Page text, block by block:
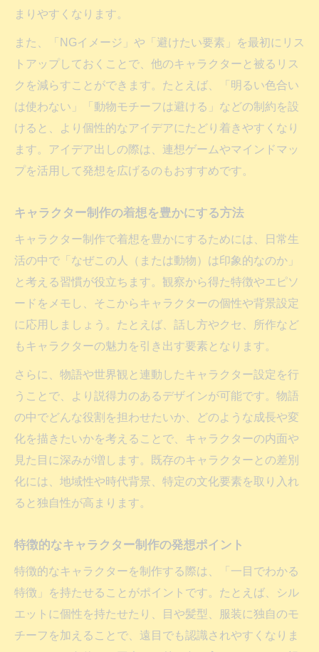
まりやすくなります。
また、「NGイメージ」や「避けたい要素」を最初にリス
トアップしておくことで、他のキャラクターと被るリス
クを減らすことができます。たとえば、「明るい色合い
は使わない」「動物モチーフは避ける」などの制約を設
けると、より個性的なアイデアにたどり着きやすくなり
ます。アイデア出しの際は、連想ゲームやマインドマッ
プを活用して発想を広げるのもおすすめです。
キャラクター制作の着想を豊かにする方法
キャラクター制作で着想を豊かにするためには、日常生
活の中で「なぜこの人（または動物）は印象的なのか」
と考える習慣が役立ちます。観察から得た特徴やエピソ
ードをメモし、そこからキャラクターの個性や背景設定
に応用しましょう。たとえば、話し方やクセ、所作など
もキャラクターの魅力を引き出す要素となります。
さらに、物語や世界観と連動したキャラクター設定を行
うことで、より説得力のあるデザインが可能です。物語
の中でどんな役割を担わせたいか、どのような成長や変
化を描きたいかを考えることで、キャラクターの内面や
見た目に深みが増します。既存のキャラクターとの差別
化には、地域性や時代背景、特定の文化要素を取り入れ
ると独自性が高まります。
特徴的なキャラクター制作の発想ポイント
特徴的なキャラクターを制作する際は、「一目でわかる
特徴」を持たせることがポイントです。たとえば、シル
エットに個性を持たせたり、目や髪型、服装に独自のモ
チーフを加えることで、遠目でも認識されやすくなりま